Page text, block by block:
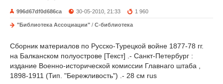
996d67df0d686ca 30-05-2010, 21:33 1 960
"Библиотека Ассоциации" / С-библиотека
Сборник материалов по Русско-Турецкой войне 1877-78 гг.
на Балканском полуострове [Текст] .- Санкт-Петербург :
издание Военно-исторической комиссии Главнаго штаба ,
1898-1911 (Тип. "Бережливость") .- 28 см rus